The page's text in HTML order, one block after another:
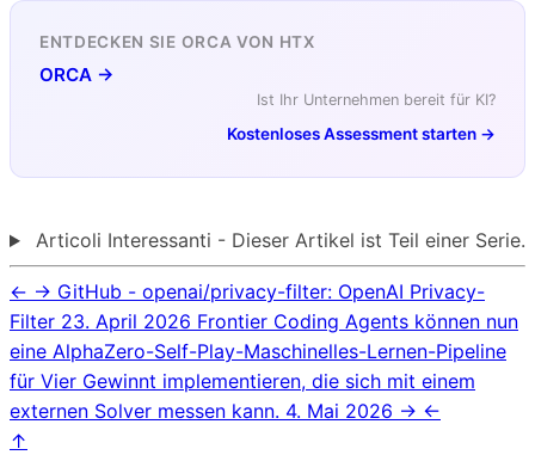
ENTDECKEN SIE ORCA VON HTX
ORCA →
Ist Ihr Unternehmen bereit für KI?
Kostenloses Assessment starten →
Articoli Interessanti - Dieser Artikel ist Teil einer Serie.
← → GitHub - openai/privacy-filter: OpenAI Privacy-
Filter 23. April 2026 Frontier Coding Agents können nun
eine AlphaZero-Self-Play-Maschinelles-Lernen-Pipeline
für Vier Gewinnt implementieren, die sich mit einem
externen Solver messen kann. 4. Mai 2026 → ←
↑